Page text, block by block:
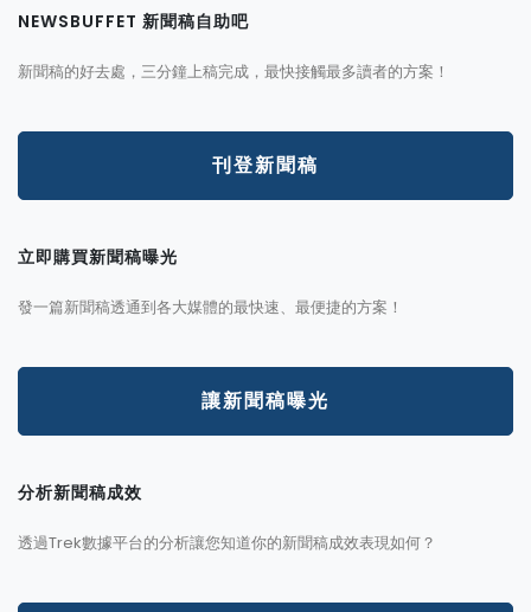
NEWSBUFFET 新聞稿自助吧
新聞稿的好去處，三分鐘上稿完成，最快接觸最多讀者的方案！
刊登新聞稿
立即購買新聞稿曝光
發一篇新聞稿透通到各大媒體的最快速、最便捷的方案！
讓新聞稿曝光
分析新聞稿成效
透過Trek數據平台的分析讓您知道你的新聞稿成效表現如何？